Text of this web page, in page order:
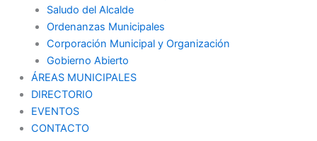
Saludo del Alcalde
Ordenanzas Municipales
Corporación Municipal y Organización
Gobierno Abierto
ÁREAS MUNICIPALES
DIRECTORIO
EVENTOS
CONTACTO